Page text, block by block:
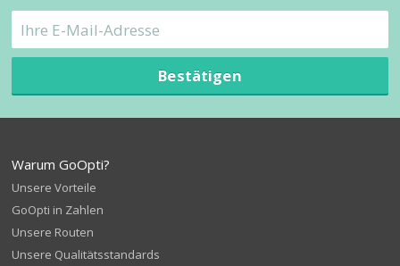
Bestätigen
Warum GoOpti?
Unsere Vorteile
GoOpti in Zahlen
Unsere Routen
Unsere Qualitätsstandards